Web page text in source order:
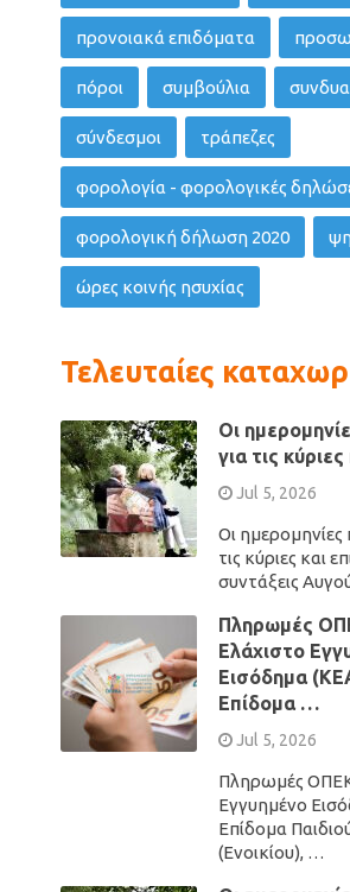
προνοιακά επιδόματα
πόροι συμβούλια
σύνδεσμοι τράπεζες
φορολογία - φορολογικές
φορολογική δήλωση 2020
ώρες κοινής ησυχίας
Τελευταίες
Οι
για τις
Jul 5, 2026
Οι
τις κύριες και
συντάξεις
Πληρωμές
Ελάχιστο
Εισόδημα
Επίδομα …
Jul 5, 2026
Πληρωμές
Εγγυημένο
Επίδομα
(Ενοικίου), …